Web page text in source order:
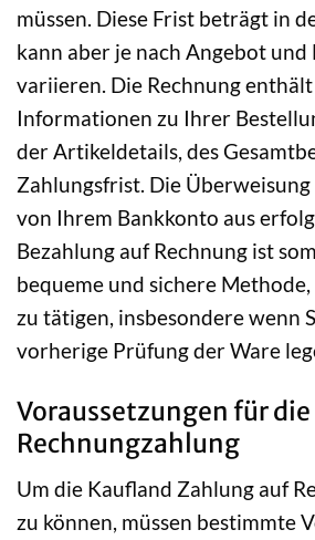
müssen. Diese Frist beträgt in
kann aber je nach Angebot
variieren. Die Rechnung
Informationen zu Ihrer
der Artikeldetails, des
Zahlungsfrist. Die
von Ihrem Bankkonto aus
Bezahlung auf Rechnung ist
bequeme und sichere
zu tätigen, insbesondere wenn
vorherige Prüfung der Ware
Voraussetzungen für
Rechnungzahlung
Um die Kaufland Zahlung auf
zu können, müssen bestimmte